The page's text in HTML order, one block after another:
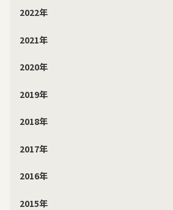
2022年
2021年
2020年
2019年
2018年
2017年
2016年
2015年